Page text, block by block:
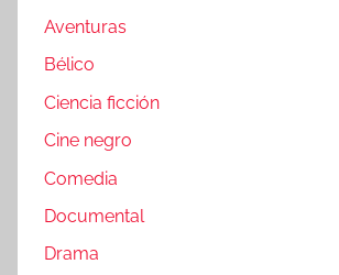
Aventuras
Bélico
Ciencia ficción
Cine negro
Comedia
Documental
Drama